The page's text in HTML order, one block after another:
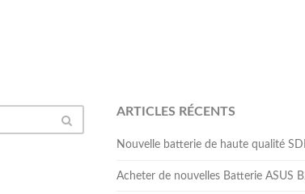
ARTICLES RÉCENTS
Nouvelle batterie de haute qualité
Acheter de nouvelles Batterie ASUS